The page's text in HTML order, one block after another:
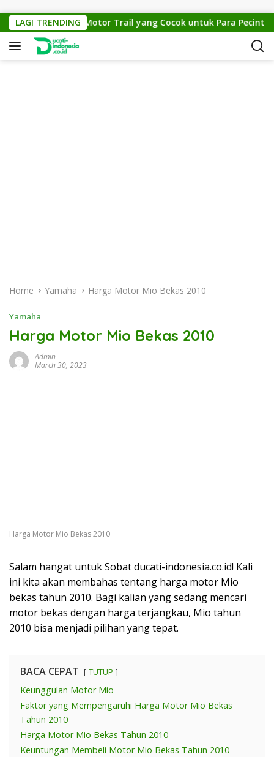
LAGI TRENDING
KTM Cross 150: Motor Trail yang Cocok untuk Para Pecinta Off-
Home Yamaha Harga Motor Mio Bekas 2010
Yamaha
Harga Motor Mio Bekas 2010
Admin
March 30, 2023
Harga Motor Mio Bekas 2010
Salam hangat untuk Sobat ducati-indonesia.co.id! Kali
ini kita akan membahas tentang harga motor Mio
bekas tahun 2010. Bagi kalian yang sedang mencari
motor bekas dengan harga terjangkau, Mio tahun
2010 bisa menjadi pilihan yang tepat.
BACA CEPAT TUTUP
Keunggulan Motor Mio
Faktor yang Mempengaruhi Harga Motor Mio Bekas
Tahun 2010
Harga Motor Mio Bekas Tahun 2010
Keuntungan Membeli Motor Mio Bekas Tahun 2010